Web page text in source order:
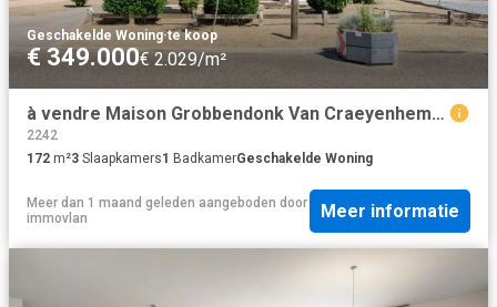
Geschakelde Woning·te koop
€ 349.000€ 2.029/m²
à vendre Maison Grobbendonk Van Craeyenhemstraat
2242
172 m²3 Slaapkamers1 BadkamerGeschakelde Woning
Meer dan 1 maand geleden aangeboden door
immovlan
Meer informatie